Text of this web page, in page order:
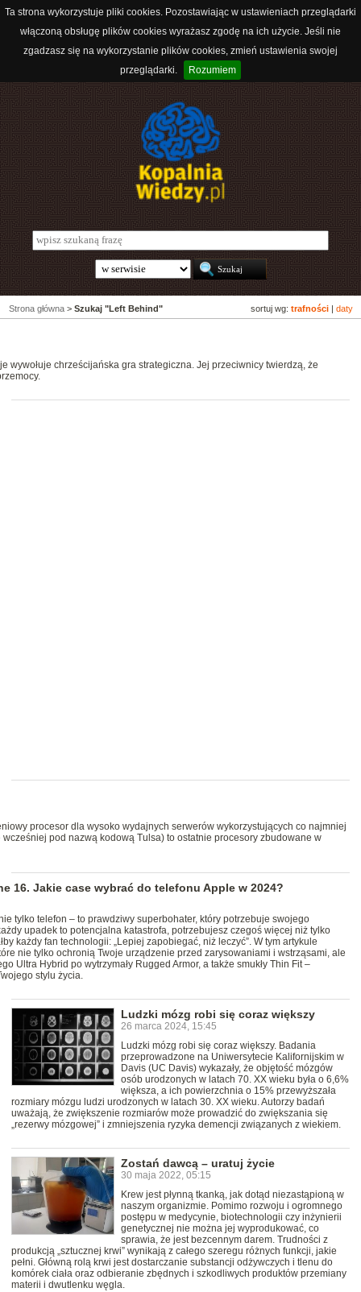
Ta strona wykorzystuje pliki cookies. Pozostawiając w ustawieniach przeglądarki
włączoną obsługę plików cookies wyrażasz zgodę na ich użycie. Jeśli nie
zgadzasz się na wykorzystanie plików cookies, zmień ustawienia swojej
przeglądarki.
Rozumiem
sortuj wg: trafności daty
Strona główna > Szukaj "Left Behind"
wywołuje chrześcijańska gra strategiczna. Jej przeciwnicy twierdzą, że
procesor dla wysoko wydajnych serwerów wykorzystujących co najmniej
pod nazwą kodową Tulsa) to ostatnie procesory zbudowane w
16. Jakie case wybrać do telefonu Apple w 2024?
tylko telefon – to prawdziwy superbohater, który potrzebuje swojego
upadek to potencjalna katastrofa, potrzebujesz czegoś więcej niż tylko
każdy fan technologii: „Lepiej zapobiegać, niż leczyć”. W tym artykule
nie tylko ochronią Twoje urządzenie przed zarysowaniami i wstrząsami, ale
Ultra Hybrid po wytrzymały Rugged Armor, a także smukły Thin Fit –
stylu życia.
Ludzki mózg robi się coraz większy
26 marca 2024, 15:45
Ludzki mózg robi się coraz większy. Badania
przeprowadzone na Uniwersytecie Kalifornijskim w
Davis (UC Davis) wykazały, że objętość mózgów
osób urodzonych w latach 70. XX wieku była o 6,6%
większa, a ich powierzchnia o 15% przewyższała
rozmiary mózgu ludzi urodzonych w latach 30. XX wieku. Autorzy badań
uważają, że zwiększenie rozmiarów może prowadzić do zwiększania się
„rezerwy mózgowej” i zmniejszenia ryzyka demencji związanych z wiekiem.
Zostań dawcą – uratuj życie
30 maja 2022, 05:15
Krew jest płynną tkanką, jak dotąd niezastąpioną w
naszym organizmie. Pomimo rozwoju i ogromnego
postępu w medycynie, biotechnologii czy inżynierii
genetycznej nie można jej wyprodukować, co
sprawia, że jest bezcennym darem. Trudności z
produkcją „sztucznej krwi” wynikają z całego szeregu różnych funkcji, jakie
pełni. Główną rolą krwi jest dostarczanie substancji odżywczych i tlenu do
komórek ciała oraz odbieranie zbędnych i szkodliwych produktów przemiany
materii i dwutlenku węgla.